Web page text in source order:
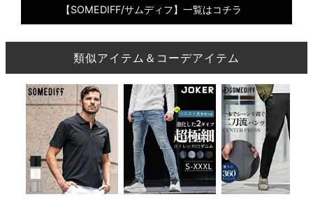
【SOMEDIFF/サムディフ】一覧はコチラ
類似アイテム＆コーデアイテム